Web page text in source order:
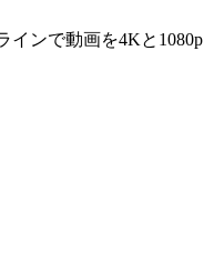
ンで動画を4Kと1080p